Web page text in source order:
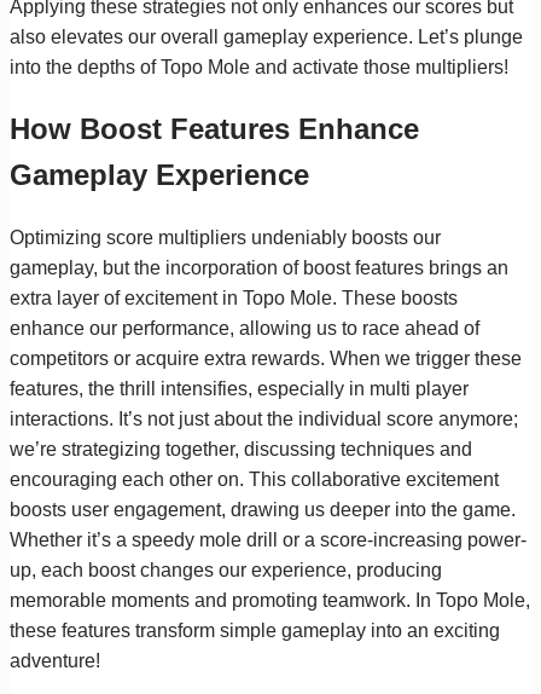
Applying these strategies not only enhances our scores but
also elevates our overall gameplay experience. Let’s plunge
into the depths of Topo Mole and activate those multipliers!
How Boost Features Enhance
Gameplay Experience
Optimizing score multipliers undeniably boosts our
gameplay, but the incorporation of boost features brings an
extra layer of excitement in Topo Mole. These boosts
enhance our performance, allowing us to race ahead of
competitors or acquire extra rewards. When we trigger these
features, the thrill intensifies, especially in multi player
interactions. It’s not just about the individual score anymore;
we’re strategizing together, discussing techniques and
encouraging each other on. This collaborative excitement
boosts user engagement, drawing us deeper into the game.
Whether it’s a speedy mole drill or a score-increasing power-
up, each boost changes our experience, producing
memorable moments and promoting teamwork. In Topo Mole,
these features transform simple gameplay into an exciting
adventure!